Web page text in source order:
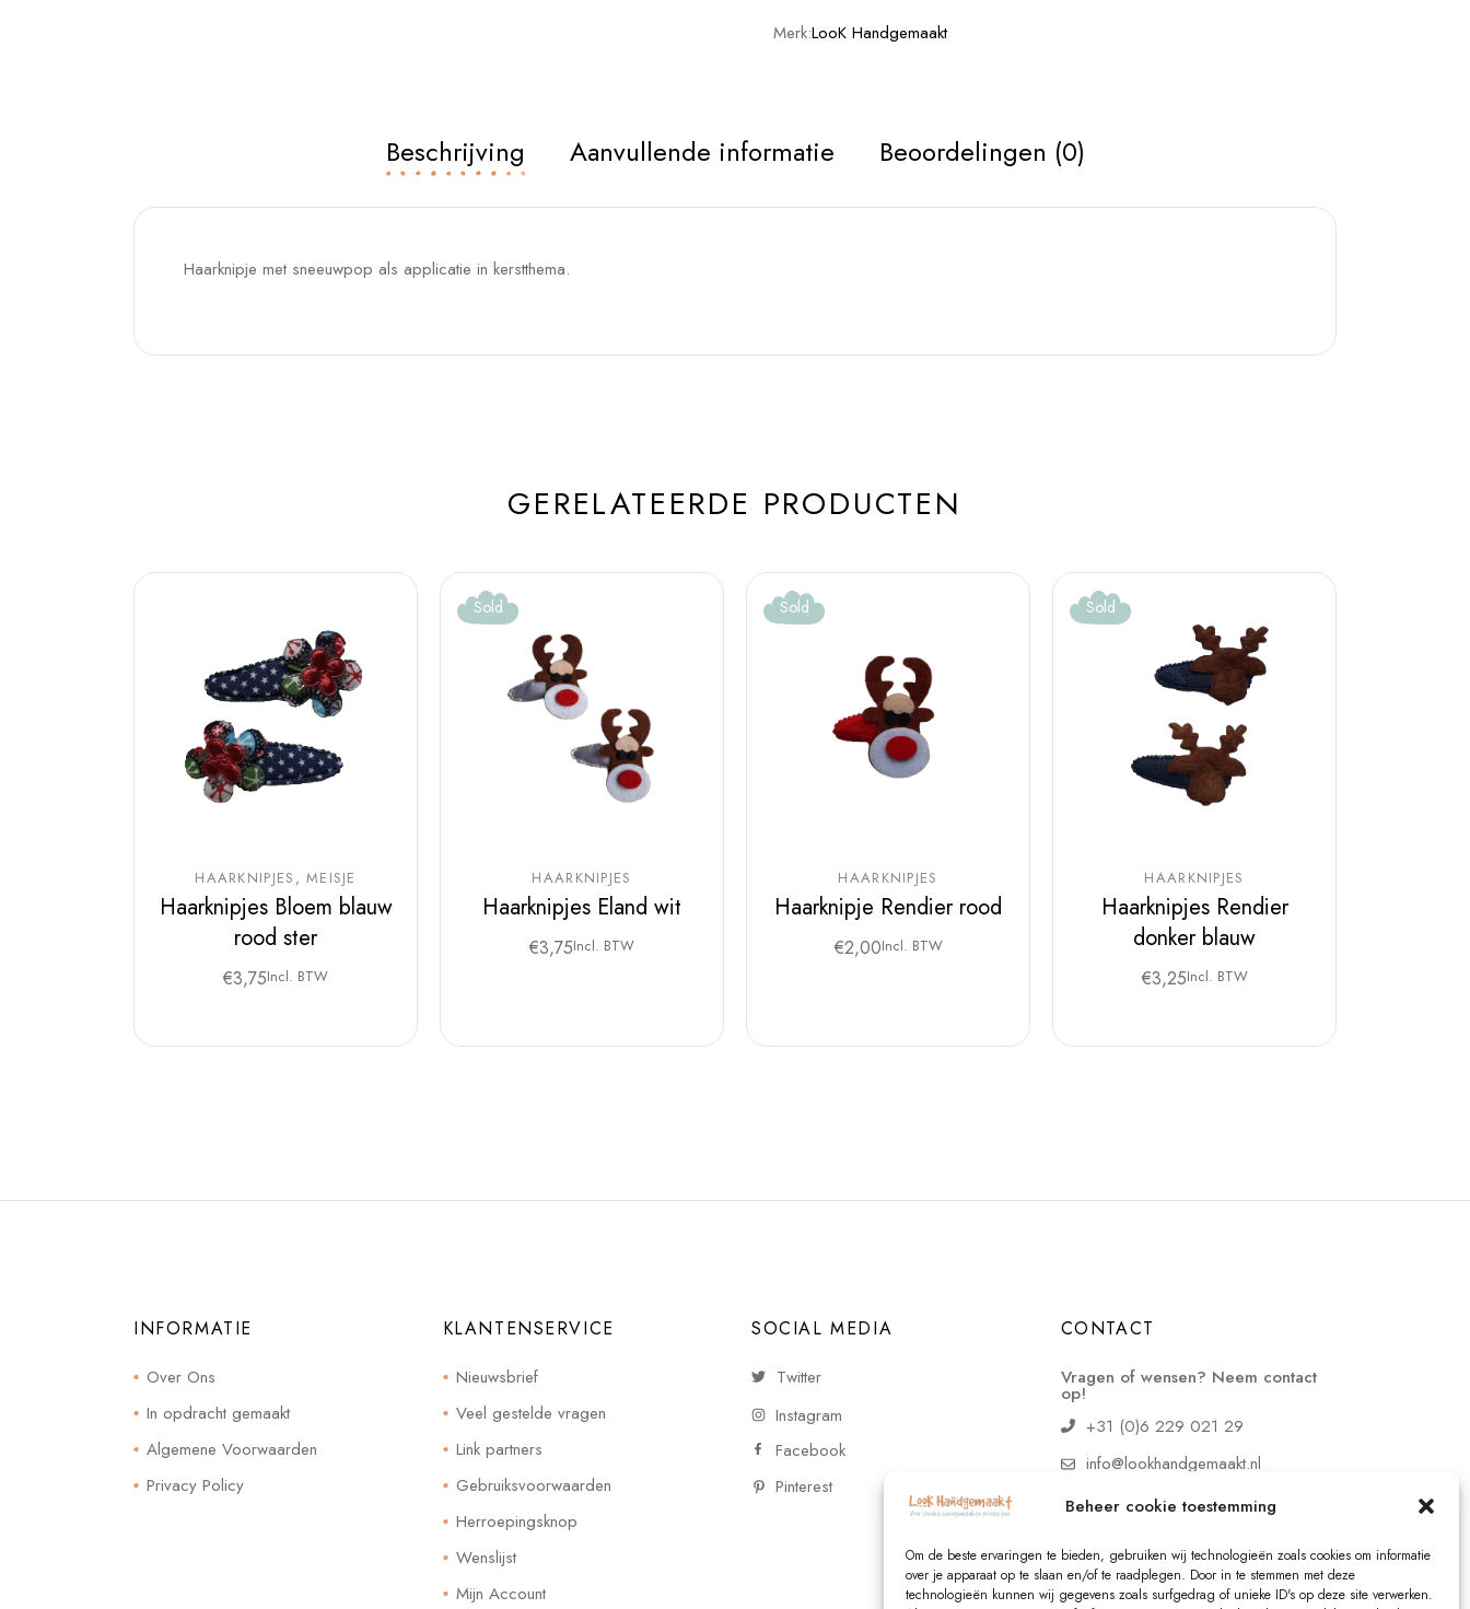
Beheer cookie toestemming
Om de beste ervaringen te bieden, gebruiken wij technologieën zoals cookies om informatie
over je apparaat op te slaan en/of te raadplegen. Door in te stemmen met deze
technologieën kunnen wij gegevens zoals surfgedrag of unieke ID's op deze site verwerken.
Merk:LooK Handgemaakt
Beschrijving Aanvullende informatie Beoordelingen (0)
Haarknipje met sneeuwpop als applicatie in kerstthema.
GERELATEERDE PRODUCTEN
HAARKNIPJES MEISJE
Haarknipjes Bloem blauw
rood ster
€3,75Incl. BTW
Sold
HAARKNIPJES
Haarknipjes Eland wit
€3,75Incl. BTW
Sold
HAARKNIPJES
Haarknipje Rendier rood
€2,00Incl. BTW
Sold
HAARKNIPJES
Haarknipjes Rendier
donker blauw
€3,25Incl. BTW
INFORMATIE
Over Ons
In opdracht gemaakt
Algemene Voorwaarden
Privacy Policy
KLANTENSERVICE
Nieuwsbrief
Veel gestelde vragen
Link partners
Gebruiksvoorwaarden
Herroepingsknop
Wenslijst
Mijn Account
SOCIAL MEDIA
Twitter
Instagram
Facebook
Pinterest
CONTACT
Vragen of wensen? Neem contact
op!
+31 (0)6 229 021 29
info@lookhandgemaakt.nl